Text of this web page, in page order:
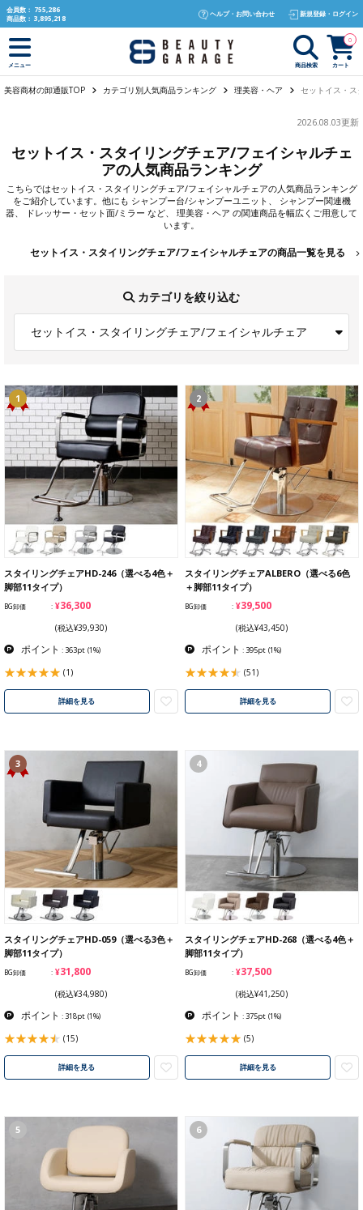
text.skipToContent
text.skipToNavigation
会員数： 755,286
商品数： 3,895,218
ヘルプ・お問い合わせ 新規登録・ログイン
メニュー 商品検索 カート
0
美容商材の卸通販TOP カテゴリ別人気商品ランキング 理美容・ヘア セットイス・ス
2026.08.03更新
セットイス・スタイリングチェア/フェイシャルチェ
アの人気商品ランキング
こちらではセットイス・スタイリングチェア/フェイシャルチェアの人気商品ランキング
をご紹介しています。他にも シャンプー台/シャンプーユニット 、 シャンプー関連機
器、 ドレッサー・セット面/ミラー など、 理美容・ヘア の関連商品を幅広くご用意して
います。
セットイス・スタイリングチェア/フェイシャルチェアの商品一覧を見る
カテゴリを絞り込む
セットイス・スタイリングチェア/フェイシャルチェア
1
スタイリングチェアHD-246（選べる4色＋
脚部11タイプ）
BG卸価 ¥36,300
(税込¥39,930)
ポイント : 363pt (1%)
(1)
詳細を見る
2
スタイリングチェアALBERO（選べる6色
＋脚部11タイプ）
BG卸価 ¥39,500
(税込¥43,450)
ポイント : 395pt (1%)
(51)
詳細を見る
3
スタイリングチェアHD-059（選べる3色＋
脚部11タイプ）
BG卸価 ¥31,800
(税込¥34,980)
ポイント : 318pt (1%)
(15)
詳細を見る
4
スタイリングチェアHD-268（選べる4色＋
脚部11タイプ）
BG卸価 ¥37,500
(税込¥41,250)
ポイント : 375pt (1%)
(5)
詳細を見る
5 6